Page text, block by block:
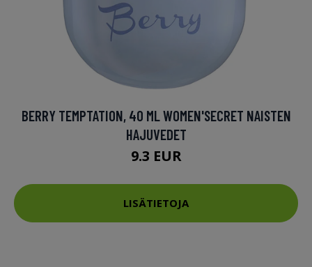
BERRY TEMPTATION, 40 ML WOMEN'SECRET NAISTEN
HAJUVEDET
9.3 EUR
LISÄTIETOJA